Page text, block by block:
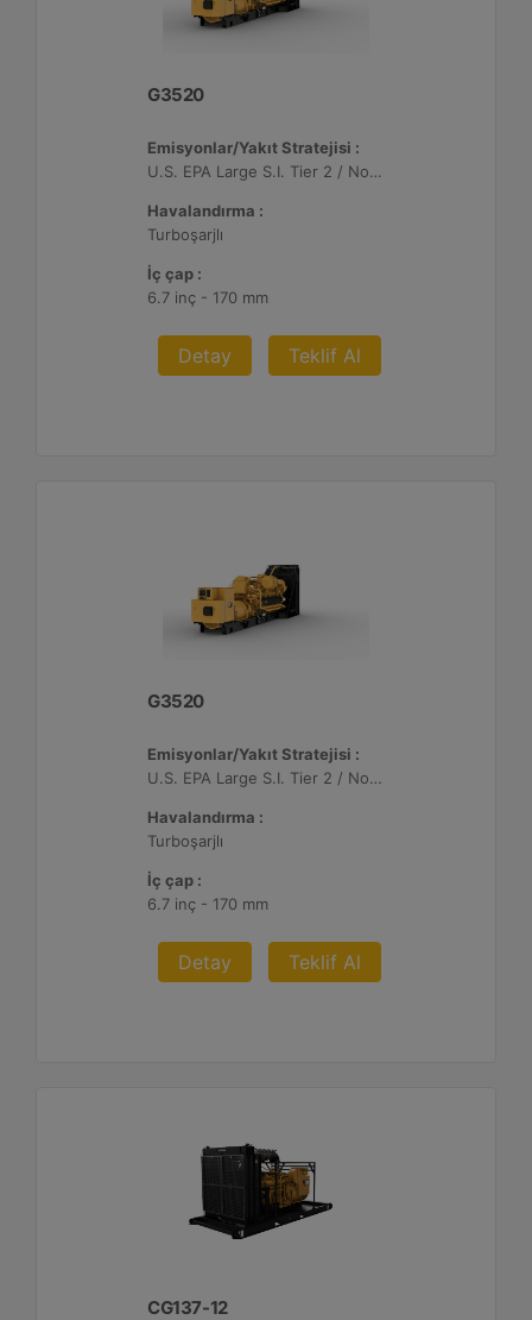
G3520
Emisyonlar/Yakıt Stratejisi :
U.S. EPA Large S.I. Tier 2 / Non-Road Mobile Sertifikalı
Havalandırma :
Turboşarjlı
İç çap :
6.7 inç - 170 mm
Detay Teklif Al
G3520
Emisyonlar/Yakıt Stratejisi :
U.S. EPA Large S.I. Tier 2 / Non-Road Mobile Sertifikalı
Havalandırma :
Turboşarjlı
İç çap :
6.7 inç - 170 mm
Detay Teklif Al
CG137-12